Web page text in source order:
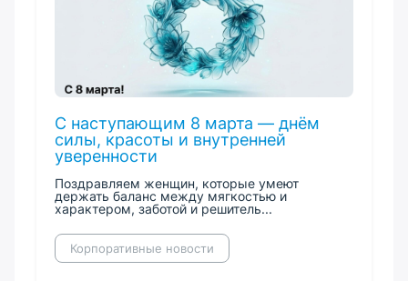
С наступающим 8 марта — днём
силы, красоты и внутренней
уверенности
Поздравляем женщин, которые умеют
держать баланс между мягкостью и
характером, заботой и решитель...
Корпоративные новости